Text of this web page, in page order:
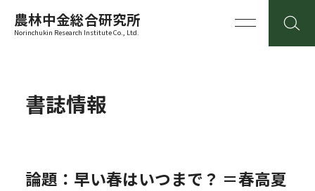
農林中金総合研究所
Norinchukin Research Institute Co., Ltd.
書誌情報
論題：早い春はいつまで？ ＝春高夏